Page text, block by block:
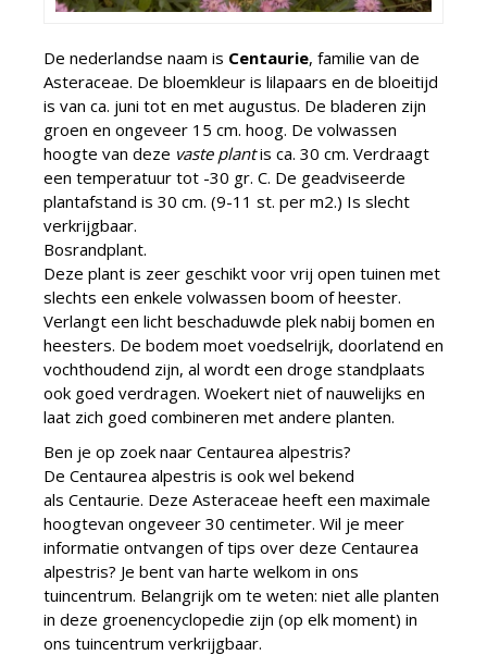
De nederlandse naam is Centaurie, familie van de
Asteraceae. De bloemkleur is lilapaars en de bloeitijd
is van ca. juni tot en met augustus. De bladeren zijn
groen en ongeveer 15 cm. hoog. De volwassen
hoogte van deze vaste plantis ca. 30 cm. Verdraagt
een temperatuur tot -30 gr. C. De geadviseerde
plantafstand is 30 cm. (9-11 st. per m2.) Is slecht
verkrijgbaar.
Bosrandplant.
Deze plant is zeer geschikt voor vrij open tuinen met
slechts een enkele volwassen boom of heester.
Verlangt een licht beschaduwde plek nabij bomen en
heesters. De bodem moet voedselrijk, doorlatend en
vochthoudend zijn, al wordt een droge standplaats
ook goed verdragen. Woekert niet of nauwelijks en
laat zich goed combineren met andere planten.
Ben je op zoek naar Centaurea alpestris?
De Centaurea alpestris is ook wel bekend
als Centaurie. Deze Asteraceae heeft een maximale
hoogtevan ongeveer 30 centimeter. Wil je meer
informatie ontvangen of tips over deze Centaurea
alpestris? Je bent van harte welkom in ons
tuincentrum. Belangrijk om te weten: niet alle planten
in deze groenencyclopedie zijn (op elk moment) in
ons tuincentrum verkrijgbaar.